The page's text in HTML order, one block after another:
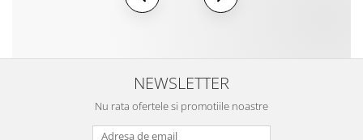
NEWSLETTER
Nu rata ofertele si promotiile noastre